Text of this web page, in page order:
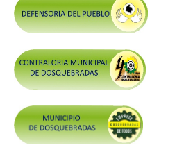
Control y Rendición de Cuentas
Grupos De Interés
Gestión Seguridad y Salud en el Trabajo
Mesa de Victimas
Correo
Conciliación y Daño Antijurídico